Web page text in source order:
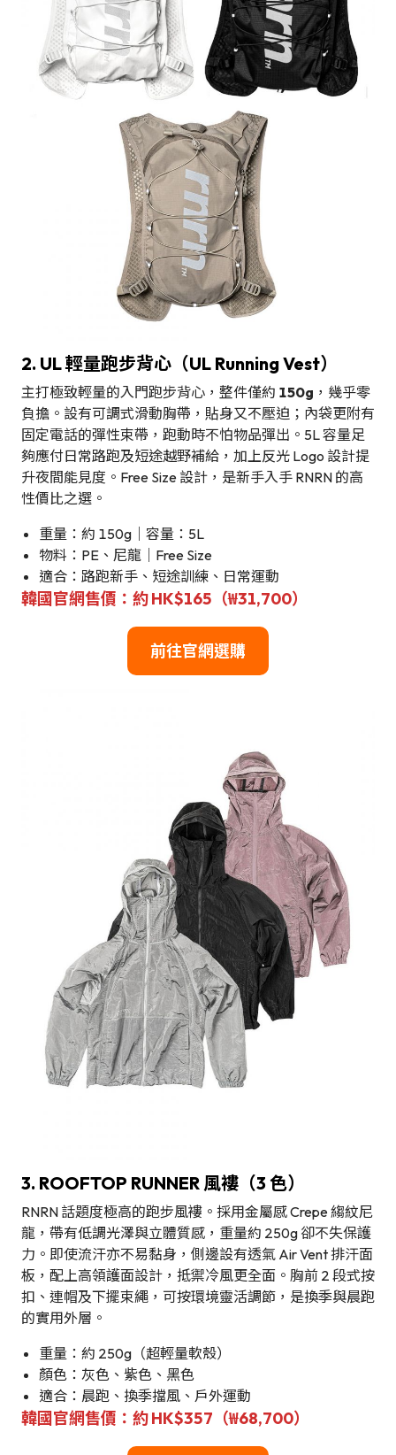
2. UL 輕量跑步背心（UL Running Vest）
主打極致輕量的入門跑步背心，整件僅約 150g ，幾乎零
負擔。設有可調式滑動胸帶，貼身又不壓迫；內袋更附有
固定電話的彈性束帶，跑動時不怕物品彈出。5L 容量足
夠應付日常路跑及短途越野補給，加上反光 Logo 設計提
升夜間能見度。Free Size 設計，是新手入手 RNRN 的高
性價比之選。
重量：約 150g｜容量：5L
物料：PE、尼龍｜Free Size
適合：路跑新手、短途訓練、日常運動
韓國官網售價：約 HK$165（₩31,700）
前往官網選購
3. ROOFTOP RUNNER 風褸（3 色）
RNRN 話題度極高的跑步風褸。採用金屬感 Crepe 縐紋尼
龍，帶有低調光澤與立體質感，重量約 250g 卻不失保護
力。即使流汗亦不易黏身，側邊設有透氣 Air Vent 排汗面
板，配上高領護面設計，抵禦冷風更全面。胸前 2 段式按
扣、連帽及下擺束繩，可按環境靈活調節，是換季與晨跑
的實用外層。
重量：約 250g（超輕量軟殼）
顏色：灰色、紫色、黑色
適合：晨跑、換季擋風、戶外運動
韓國官網售價：約 HK$357（₩68,700）